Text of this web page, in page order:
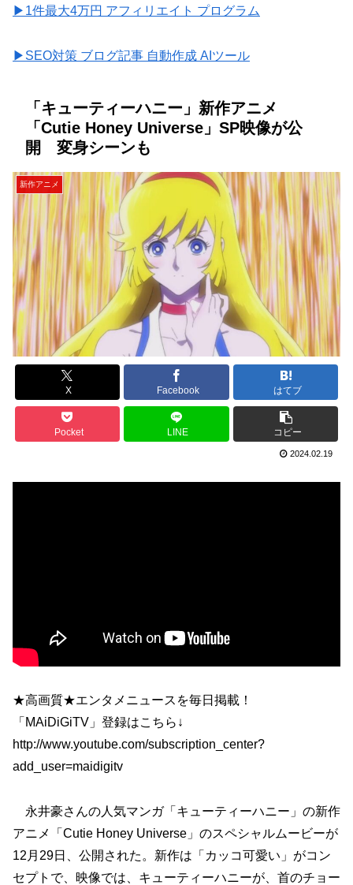
▶1件最大4万円 アフィリエイト プログラム
▶SEO対策 ブログ記事 自動作成 AIツール
「キューティーハニー」新作アニメ
「Cutie Honey Universe」SP映像が公
開 変身シーンも
新作アニメ
X Facebook はてブ
Pocket LINE コピー
2024.02.19
★高画質★エンタメニュースを毎日掲載！
「MAiDiGiTV」登録はこちら↓
http://www.youtube.com/subscription_center?
add_user=maidigitv
永井豪さんの人気マンガ「キューティーハニー」の新作
アニメ「Cutie Honey Universe」のスペシャルムービーが
12月29日、公開された。新作は「カッコ可愛い」がコン
セプトで、映像では、キューティーハニーが、首のチョー